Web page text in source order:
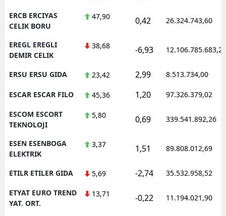
ERCB ERCIYAS
CELIK BORU
47,90 0,42 26.324.743,60
EREGL EREGLI
DEMIR CELIK
38,68 -6,93 12.106.785.683,20
ERSU ERSU GIDA 23,42 2,99 8.513.734,00
ESCAR ESCAR FILO 45,36 1,20 97.326.379,02
ESCOM ESCORT
TEKNOLOJI
5,80 0,69 339.541.892,26
ESEN ESENBOGA
ELEKTRIK
3,37 1,51 89.808.012,69
ETILR ETILER GIDA 5,69 -2,74 35.532.958,52
ETYAT EURO TREND
YAT. ORT.
13,71 -0,22 11.194.021,90